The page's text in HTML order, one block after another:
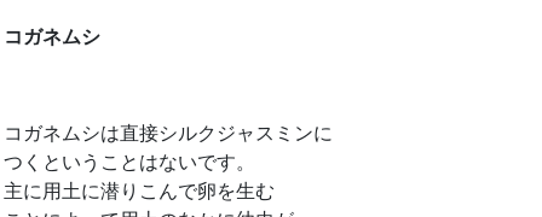
コガネムシ
コガネムシは直接シルクジャスミンに
つくということはないです。
主に用土に潜りこんで卵を生む